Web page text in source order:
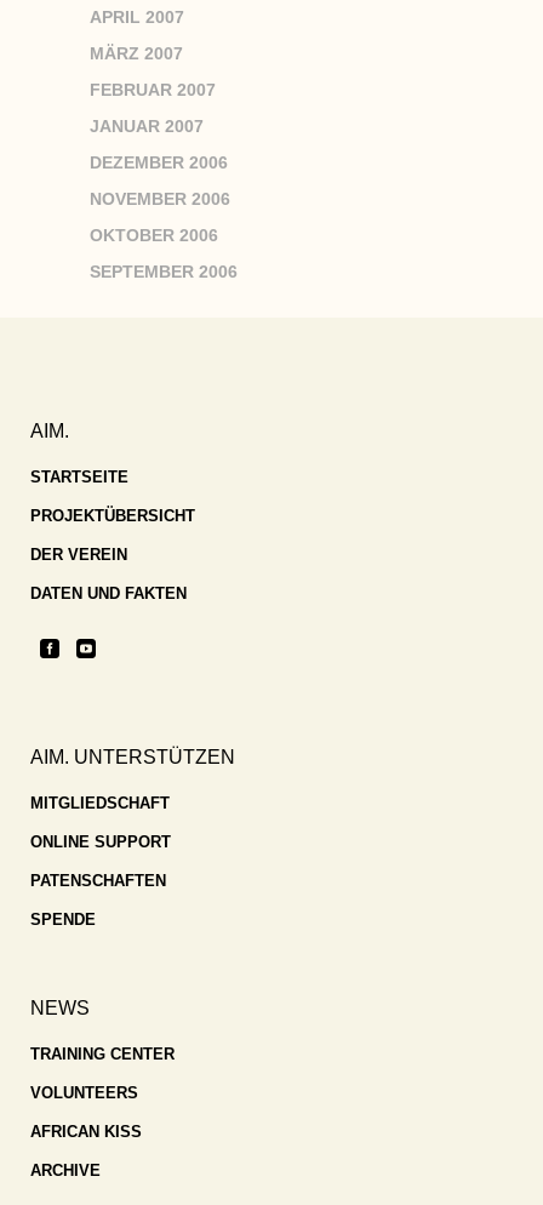
APRIL 2007
MÄRZ 2007
FEBRUAR 2007
JANUAR 2007
DEZEMBER 2006
NOVEMBER 2006
OKTOBER 2006
SEPTEMBER 2006
AIM.
STARTSEITE
PROJEKTÜBERSICHT
DER VEREIN
DATEN UND FAKTEN
AIM. UNTERSTÜTZEN
MITGLIEDSCHAFT
ONLINE SUPPORT
PATENSCHAFTEN
SPENDE
NEWS
TRAINING CENTER
VOLUNTEERS
AFRICAN KISS
ARCHIVE